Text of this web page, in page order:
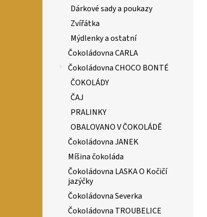
Dárkové sady a poukazy
Zvířátka
Mýdlenky a ostatní
Čokoládovna CARLA
Čokoládovna CHOCO BONTÉ
ČOKOLÁDY
ČAJ
PRALINKY
OBALOVANO V ČOKOLÁDĚ
Čokoládovna JANEK
Míšina čokoláda
Čokoládovna LASKA O Kočičí
jazýčky
Čokoládovna Severka
Čokoládovna TROUBELICE